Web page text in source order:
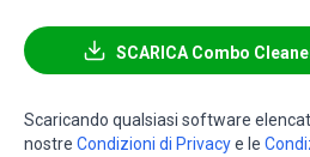
SCARICA Combo
Scaricando qualsiasi software
nostre Condizioni di Privacye le